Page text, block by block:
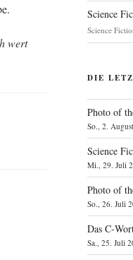
wert
Science
Science
DIE
Photo of
So., 2.
Science
Mi., 29. Juli
Photo of
So., 26. Juli
Das
Sa., 25. Juli